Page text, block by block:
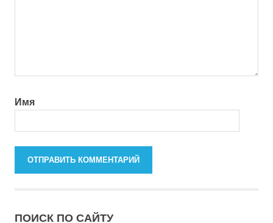
Имя
ПОИСК ПО САЙТУ